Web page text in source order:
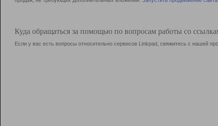
Куда обращаться за помощью по вопросам работы со
Если у вас есть вопросы относительно сервисов Linkpad, свяжитесь с нашей